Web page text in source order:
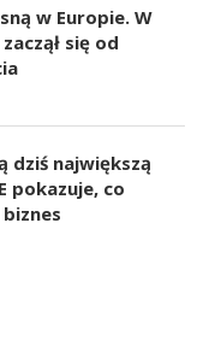
w Europie. W
się od
dziś największą
pokazuje, co